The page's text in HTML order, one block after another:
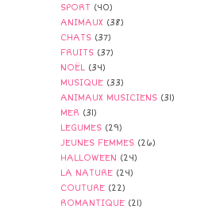
SPORT (40)
ANIMAUX (38)
CHATS (37)
FRUITS (37)
NOËL (34)
MUSIQUE (33)
ANIMAUX MUSICIENS (31)
MER (31)
LEGUMES (29)
JEUNES FEMMES (26)
HALLOWEEN (24)
LA NATURE (24)
COUTURE (22)
ROMANTIQUE (21)